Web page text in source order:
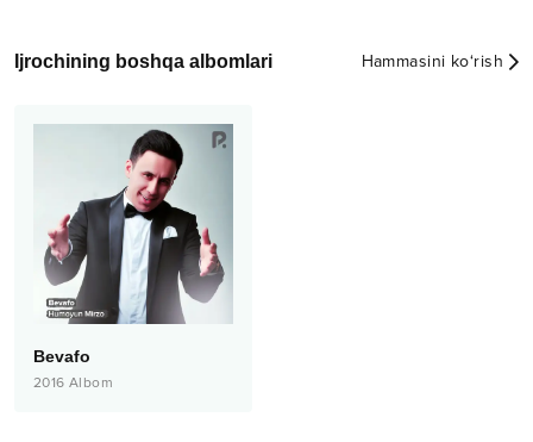
Ijrochining boshqa albomlari Hammasini ko‘rish
Bevafo
2016 Albom